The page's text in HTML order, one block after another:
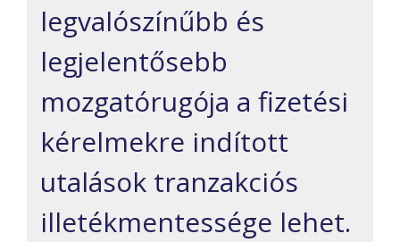
legvalószínűbb és
legjelentősebb
mozgatórugója a fizetési
kérelmekre indított
utalások tranzakciós
illetékmentessége lehet.